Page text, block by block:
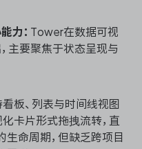
力： Tower在数据可视
主要聚焦于状态呈现与
看板、列表与时间线视图
卡片形式拖拽流转，直
命周期，但缺乏跨项目